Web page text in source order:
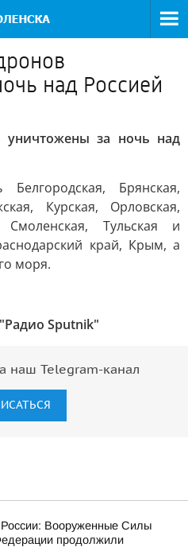
над Россией
уничтожены за ночь над
Брянская,
Курская, Орловская,
Смоленская, Тульская и
край, Крым, а
моря.
Sputnik"
наш Telegram-канал
Вооруженные Силы
продолжили